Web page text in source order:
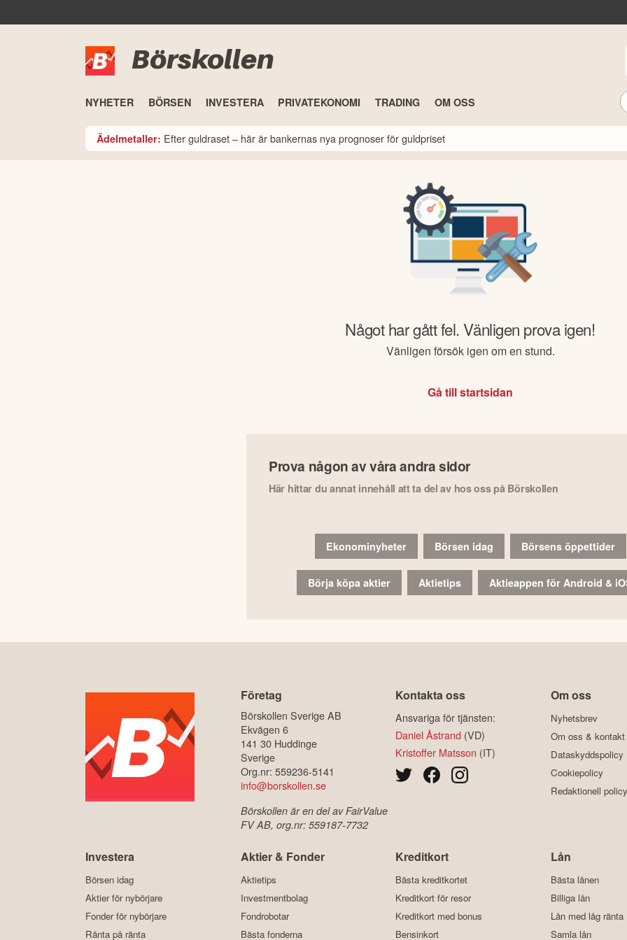
Börskollen
NYHETER BÖRSEN INVESTERA PRIVATEKONOMI TRADING OM OSS
Ädelmetaller: Efter guldraset – här är bankernas nya prognoser för guldpriset
Något har gått fel. Vänligen prova igen!
Vänligen försök igen om en stund.
Gå till startsidan
Prova någon av våra andra sidor
Här hittar du annat innehåll att ta del av hos oss på Börskollen
Ekonominyheter Börsen idag Börsens öppettider
Börja köpa aktier Aktietips Aktieappen för Android &
Företag
Börskollen Sverige AB
Ekvägen 6
141 30 Huddinge
Sverige
Org.nr: 559236-5141
info@borskollen.se
Börskollen är en del av FairValue
FV AB, org.nr: 559187-7732
Kontakta oss
Ansvariga för tjänsten:
Daniel Åstrand (VD)
Kristoffer Matsson (IT)
Om oss
Nyhetsbrev
Om oss & kontakt
Dataskyddspolicy
Cookiepolicy
Redaktionell policy
Investera
Börsen idag
Aktier för nybörjare
Fonder för nybörjare
Ränta på ränta
Aktier & Fonder
Aktietips
Investmentbolag
Fondrobotar
Bästa fonderna
Kreditkort
Bästa kreditkortet
Kreditkort för resor
Kreditkort med bonus
Bensinkort
Lån
Bästa lånen
Billiga lån
Lån med låg ränta
Samla lån